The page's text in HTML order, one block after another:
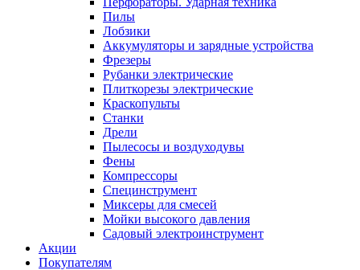
Пилы
Лобзики
Аккумуляторы и зарядные устройства
Фрезеры
Рубанки электрические
Плиткорезы электрические
Краскопульты
Станки
Дрели
Пылесосы и воздуходувы
Фены
Компрессоры
Специнструмент
Миксеры для смесей
Мойки высокого давления
Садовый электроинструмент
Акции
Покупателям